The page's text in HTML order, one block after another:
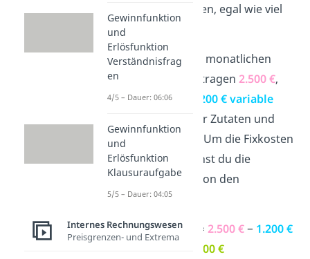
die konstant bleiben, egal wie viel
Eis du verkaufst.
Angenommen, die monatlichen
Gesamtkosten
betragen 2.500 €,
und davon sind
1.200 €variable
, die z. B. für Zutaten und
Personal anfallen. Um die Fixkosten
zu berechnen, ziehst du die
variablen Kosten von den
Gesamtkosten ab:
Kf= Kgesamt− K =2.500 €− 1.200 €
1.300 €
Gewinnfunktion
und
Erlösfunktion
Verständnisfrag
en
4/5 – Dauer: 06:06
Gewinnfunktion
und
Erlösfunktion
Klausuraufgabe
5/5 – Dauer: 04:05
Internes Rechnungswesen
Preisgrenzen- und Extrema